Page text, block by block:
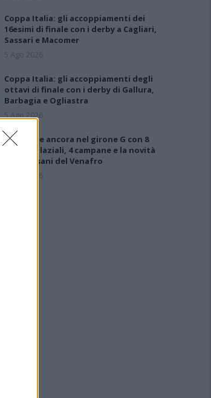
Coppa Italia: gli accoppiamenti dei
16esimi di finale con i derby a Cagliari,
Sassari e Macomer
5 Ago 2026
Coppa Italia: gli accoppiamenti degli
ottavi di finale con i derby di Gallura,
Barbagia e Ogliastra
5 Ago 2026
Le 5 sarde ancora nel girone G con 8
squadre laziali, 4 campane e la novità
dei molisani del Venafro
6 Ago 2026